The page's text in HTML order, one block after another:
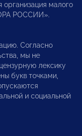
малого
РОССИИ».
Согласно
мы не
лексику
букв точками,
и социальной